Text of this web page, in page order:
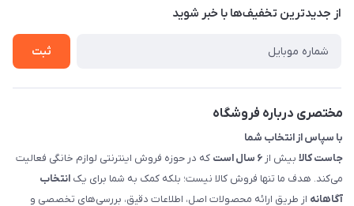
تماس با ما
شرایط و ضوابط گارانتی
روش های بازگرداندن کالا
از جدید‌ترین تخفیف‌ها با‌ خبر شوید
ثبت
مختصری درباره فروشگاه
با سپاس از انتخاب شما
جاست کالا بیش از ۶ سال است
که در حوزه فروش اینترنتی لوازم خانگی فعالیت
می‌کند. هدف ما تنها فروش کالا نیست؛ بلکه کمک به شما برای یک انتخاب
آگاهانه از طریق ارائه محصولات اصل، اطلاعات دقیق، بررسی‌های تخصصی و